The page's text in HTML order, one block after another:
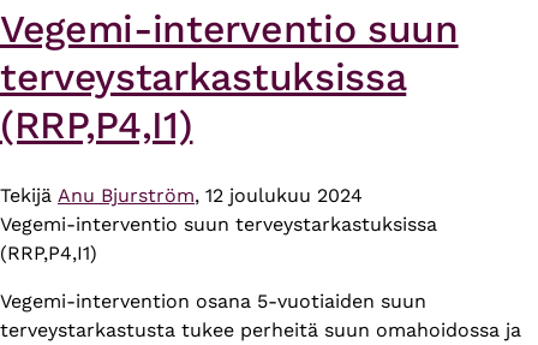
Vegemi-interventio suun
terveystarkastuksissa
(RRP,P4,I1)
Tekijä Anu Bjurström, 12 joulukuu 2024
Vegemi-interventio suun terveystarkastuksissa
(RRP,P4,I1)
Vegemi-intervention osana 5-vuotiaiden suun
terveystarkastusta tukee perheitä suun omahoidossa ja